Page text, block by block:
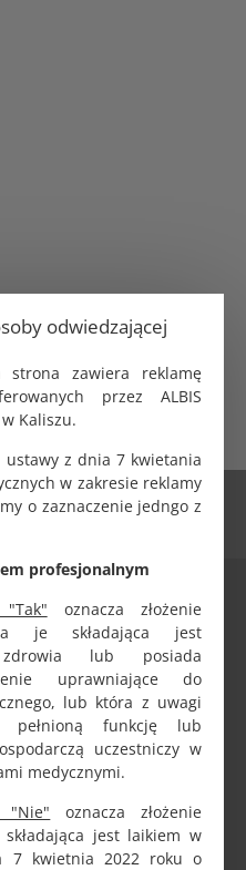
odwiedzającej
strona zawiera reklamę
przez ALBIS
Kaliszu.
z dnia 7 kwietania
w zakresie reklamy
o zaznaczenie jedngo z
profesjonalnym
oznacza złożenie
je składająca jest
zdrowia lub posiada
uprawniające do
lub która z uwagi
pełnioną funkcję lub
uczestniczy w
medycznymi.
oznacza złożenie
jest laikiem w
7 kwietnia 2022 roku o
ODPOWIEDZIALNOŚCIĄ